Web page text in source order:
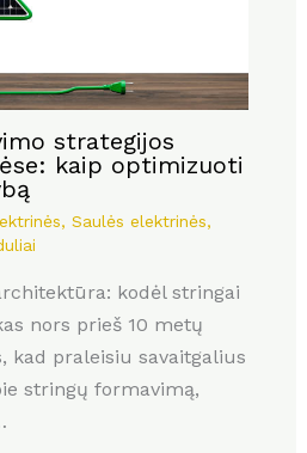
strategijos
kaip optimizuoti
, Saulės elektrinės,
kodėl stringai
nors prieš 10 metų
kad praleisiu savaitgalius
stringų formavimą,